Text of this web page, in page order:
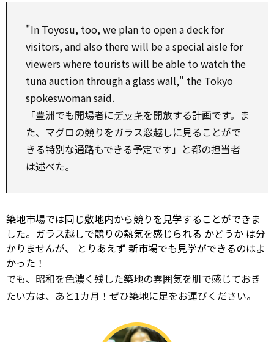
"In Toyosu, too, we plan toopen a deckfor
visitors, and also there will be a special aislefor
viewers where tourists will be able towatch the
tunaauction througha glass wall," the Tokyo
spokeswoman said.
「豊洲でも開場者にデッキを開放する計画です。ま
た、マグロの競りをガラス窓越しに見ることがで
きる特別な通路もできる予定です」と都の担当者
は述べた。
築地市場では同じ敷地内から競りを見学することができま
した。ガラス越しで競りの熱気を感じられる かどうか は分
かりませんが、
とりあえず 新市場でも見学ができるのはよ
かった！
でも、昭和を色濃く残した築地の雰囲気を肌で感じておき
たい方は、あと1カ月！ぜひ築地に足をお運びください。